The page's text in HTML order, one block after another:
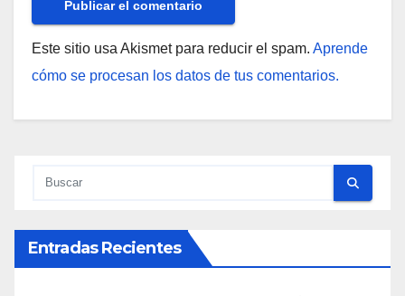
Este sitio usa Akismet para reducir el spam. Aprende
cómo se procesan los datos de tus comentarios.
Entradas Recientes